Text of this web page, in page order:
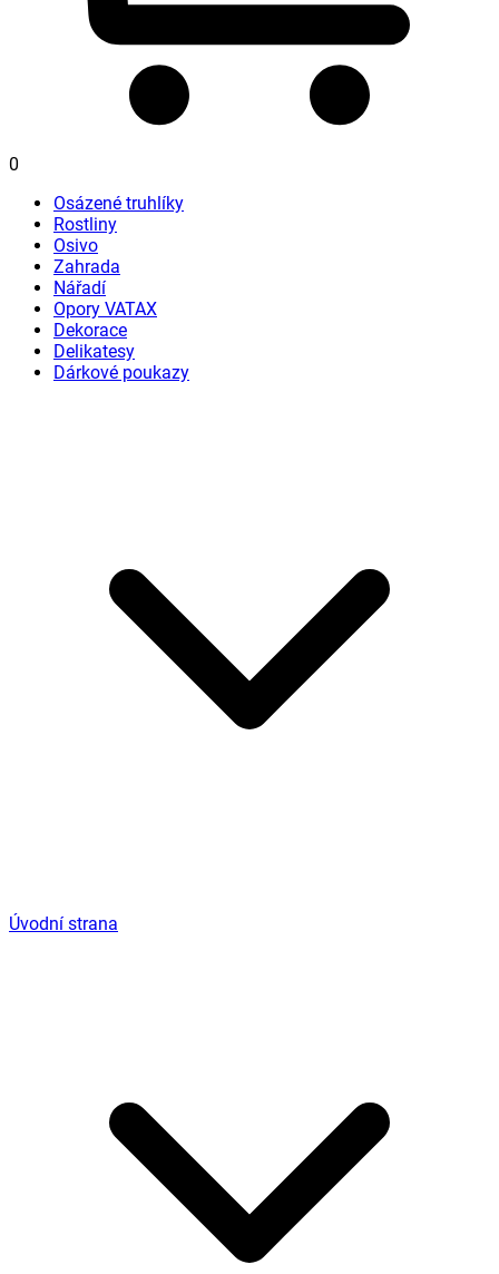
0
Osázené truhlíky
Rostliny
Osivo
Zahrada
Nářadí
Opory VATAX
Dekorace
Delikatesy
Dárkové poukazy
Úvodní strana